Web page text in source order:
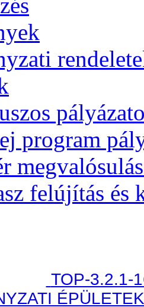
program
felújítás és
TOP-3.2.1-